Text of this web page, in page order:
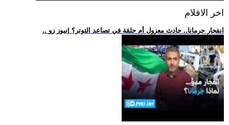
اخر الافلام
.. انفجار جرمانا.. حادث معزول أم حلقة في تصاعد التوتر؟ |نيوز زو